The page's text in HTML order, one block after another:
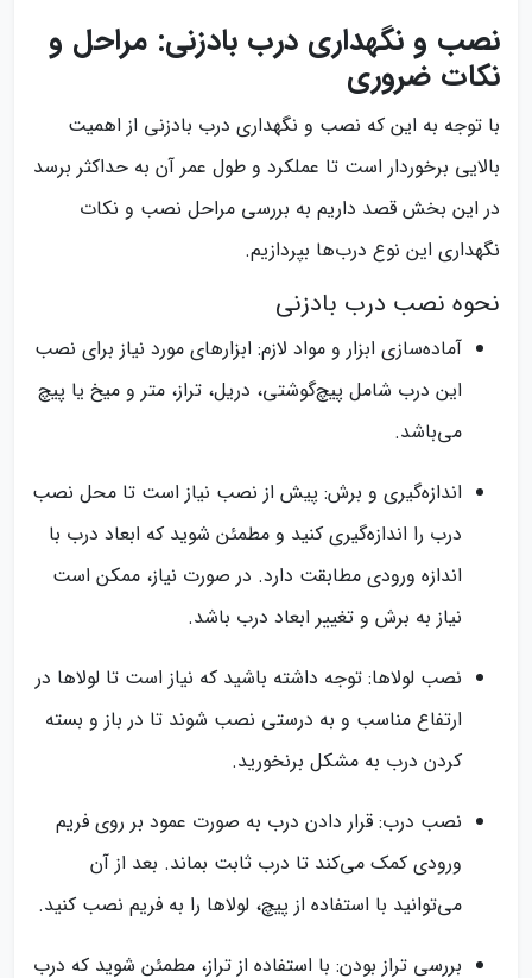
نصب و نگهداری درب بادزنی: مراحل و
نکات ضروری
با توجه به این که نصب و نگهداری درب بادزنی از اهمیت
بالایی برخوردار است تا عملکرد و طول عمر آن به حداکثر برسد
در این بخش قصد داریم به بررسی مراحل نصب و نکات
نگهداری این نوع درب‌ها بپردازیم.
نحوه نصب درب بادزنی
آماده‌سازی ابزار و مواد لازم: ابزارهای مورد نیاز برای نصب
این درب شامل پیچ‌گوشتی، دریل، تراز، متر و میخ یا پیچ
می‌باشد.
اندازه‌گیری و برش: پیش از نصب نیاز است تا محل نصب
درب را اندازه‌گیری کنید و مطمئن شوید که ابعاد درب با
اندازه‌ ورودی مطابقت دارد. در صورت نیاز، ممکن است
نیاز به برش و تغییر ابعاد درب باشد.
نصب لولاها: توجه داشته باشید که نیاز است تا لولاها در
ارتفاع مناسب و به درستی نصب شوند تا در باز و بسته
کردن درب به مشکل برنخورید.
نصب درب: قرار دادن درب به صورت عمود بر روی فریم
ورودی کمک می‌کند تا درب ثابت بماند. بعد از آن
می‌توانید با استفاده از پیچ، لولاها را به فریم نصب کنید.
بررسی تراز بودن: با استفاده از تراز، مطمئن شوید که درب